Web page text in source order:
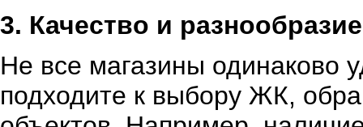
3. Качество и
Не все магазины одинаково
подходите к выбору ЖК,